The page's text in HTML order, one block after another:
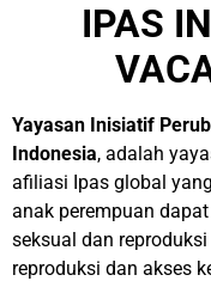
IPAS
Yayasan Inisiatif
Indonesia, adalah
afiliasi Ipas global
anak perempuan
seksual dan
reproduksi dan akses